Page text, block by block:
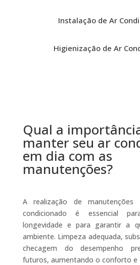
Instalação de Ar
Higienização de Ar
Qual a
manter seu ar
em dia com as
manutenções?
A realização de manutenções
condicionado é essencial
longevidade e para garantir a
ambiente. Limpeza adequada,
checagem do desempenho
futuros, aumentando o conforto e